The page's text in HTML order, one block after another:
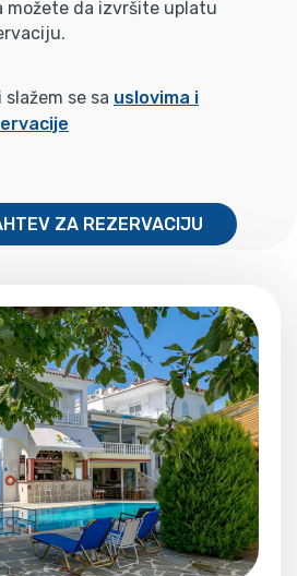
možete da izvršite uplatu
se sa uslovima i
ZA REZERVACIJU